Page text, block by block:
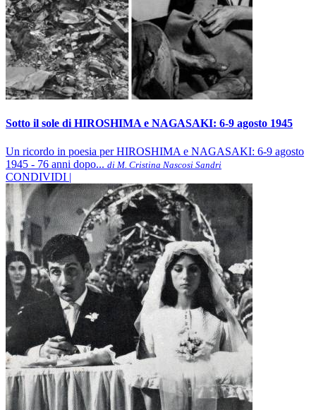
Sotto il sole di HIROSHIMA e NAGASAKI: 6-9 agosto 1945
Un ricordo in poesia per HIROSHIMA e NAGASAKI: 6-9 agosto
1945 - 76 anni dopo... di M. Cristina Nascosi Sandri
CONDIVIDI |